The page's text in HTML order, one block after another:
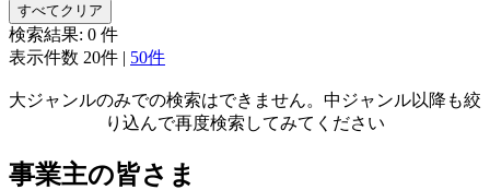
すべてクリア
検索結果: 0 件
表示件数 20件 | 50件
大ジャンルのみでの検索はできません。中ジャンル以降も絞
り込んで再度検索してみてください
事業主の皆さま